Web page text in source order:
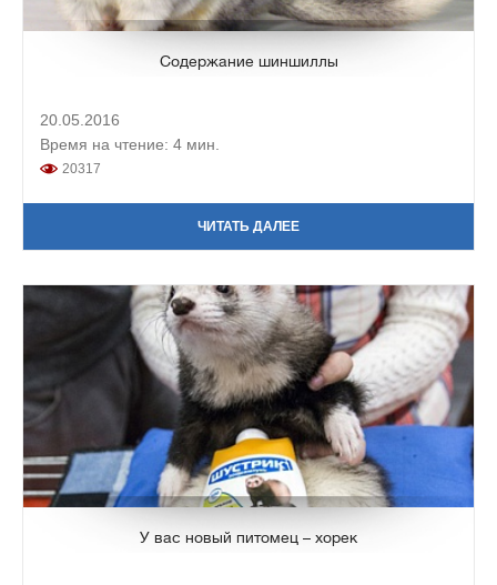
Содержание шиншиллы
20.05.2016
Время на чтение: 4 мин.
20317
ЧИТАТЬ ДАЛЕЕ
У вас новый питомец – хорек